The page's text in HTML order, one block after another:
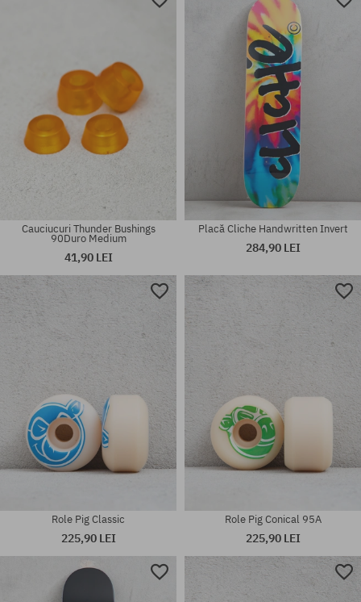
mărime universală
Mărimi existente:
1
Mărimi existente:
8.5
mărime universală
Cauciucuri Thunder Bushings
90Duro Medium
41,90 LEI
Mărimi existente:
Placă Cliche Handwritten Invert
284,90 LEI
Role Pig Classic
225,90 LEI
Role Pig Conical 95A
225,90 LEI